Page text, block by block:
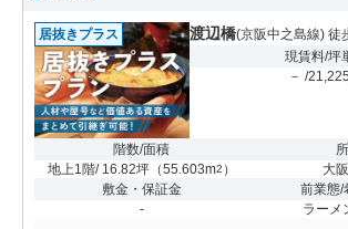
居抜きプラス 渡辺橋(京阪中之島線) 徒
現賃料/坪
－ /
階数/面積
地上1階/ 16.82坪（55.603m2 ）
大
敷金・保証金
-
前業態/
ラーメ